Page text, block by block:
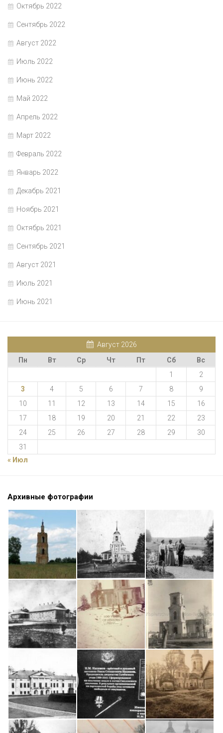
Октябрь 2022
Сентябрь 2022
Август 2022
Июль 2022
Июнь 2022
Май 2022
Апрель 2022
Март 2022
Февраль 2022
Январь 2022
Декабрь 2021
Ноябрь 2021
Октябрь 2021
Сентябрь 2021
Август 2021
Июль 2021
Июнь 2021
Август 2026
Пн
Вт Ср Чт Пт Сб
Вс
1
2
3
4 5 6 7 8
9
10
11 12 13 14 15
16
17
18 19 20 21 22
23
24
25 26 27 28 29
30
31
« Июл
Архивные фотографии